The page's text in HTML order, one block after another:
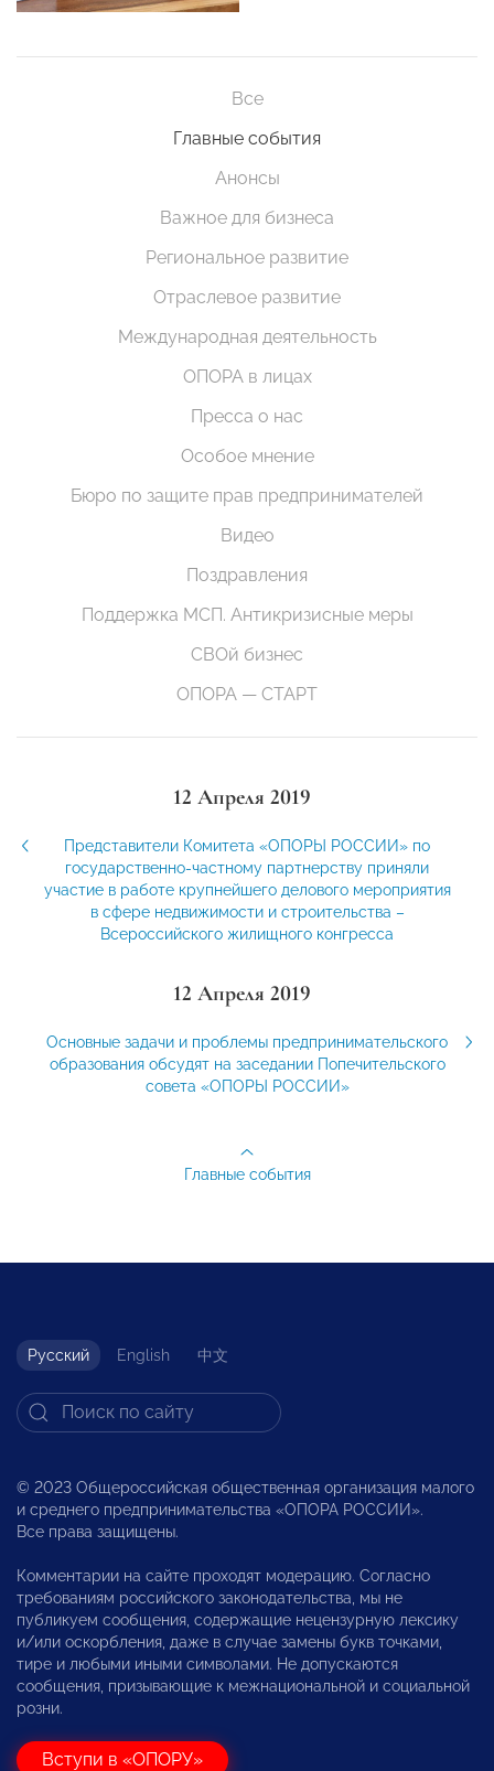
Все
Главные события
Анонсы
Важное для бизнеса
Региональное развитие
Отраслевое развитие
Международная деятельность
ОПОРА в лицах
Пресса о нас
Особое мнение
Бюро по защите прав предпринимателей
Видео
Поздравления
Поддержка МСП. Антикризисные меры
СВОй бизнес
ОПОРА — СТАРТ
12 Апреля 2019
Представители Комитета «ОПОРЫ РОССИИ» по
государственно-частному партнерству приняли
участие в работе крупнейшего делового мероприятия
в сфере недвижимости и строительства –
Всероссийского жилищного конгресса
12 Апреля 2019
Основные задачи и проблемы предпринимательского
образования обсудят на заседании Попечительского
совета «ОПОРЫ РОССИИ»
Главные события
Русский English 中文
© 2023 Общероссийская общественная организация малого
и среднего предпринимательства «ОПОРА РОССИИ».
Все права защищены.
Комментарии на сайте проходят модерацию. Согласно
требованиям российского законодательства, мы не
публикуем сообщения, содержащие нецензурную лексику
и/или оскорбления, даже в случае замены букв точками,
тире и любыми иными символами. Не допускаются
сообщения, призывающие к межнациональной и социальной
розни.
Вступи в «ОПОРУ»